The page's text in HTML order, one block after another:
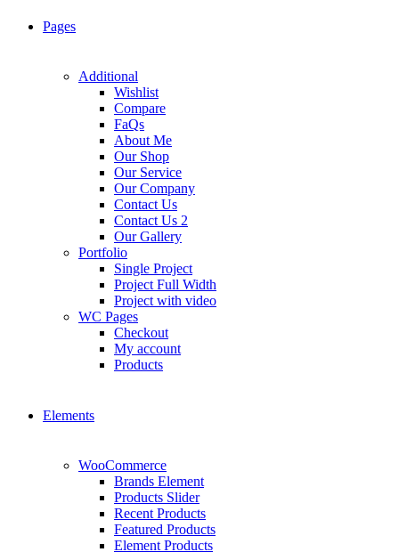
Pages
Additional
Wishlist
Compare
FaQs
About Me
Our Shop
Our Service
Our Company
Contact Us
Contact Us 2
Our Gallery
Portfolio
Single Project
Project Full Width
Project with video
WC Pages
Checkout
My account
Products
Elements
WooCommerce
Brands Element
Products Slider
Recent Products
Featured Products
Element Products